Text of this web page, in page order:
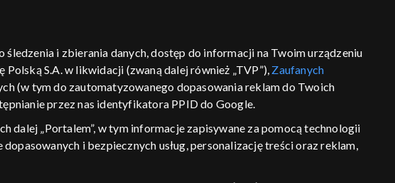
i zbierania danych, dostęp do informacji na Twoim urządzeniu
S.A. w likwidacji (zwaną dalej również „TVP”), Zaufanych
(w tym do zautomatyzowanego dopasowania reklam do Twoich
przez nas identyfikatora PPID do Google.
dalej „Portalem”, w tym informacje zapisywane za pomocą technologii
i bezpiecznych usług, personalizację treści oraz reklam,